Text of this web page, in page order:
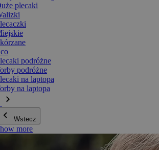
plecaki
podróżne
podróżne
na laptopa
na laptopa
Wstecz
more